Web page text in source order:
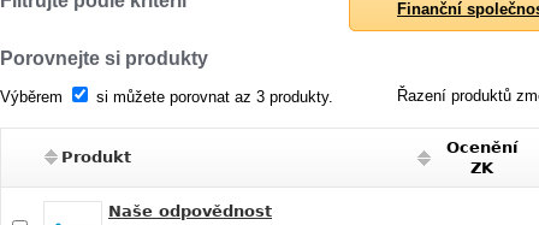
Finanční
Porovnejte si produkty
Řazení produktů
Výběrem si můžete porovnat az 3 produkty.
Produkt
Ocenění
ZK
Naše odpovědnost